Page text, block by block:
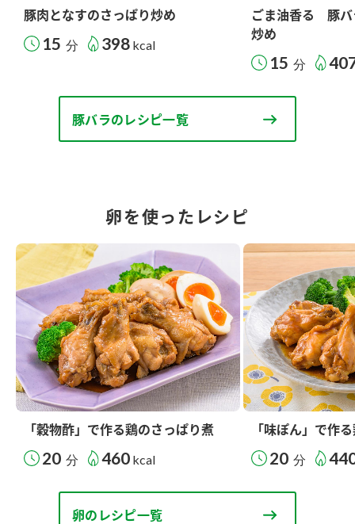
豚肉となすのさっぱり炒め
15 分 398 kcal
ごま油香る 豚バ
炒め
15 分
豚バラのレシピ一覧
卵を使ったレシピ
「穀物酢」で作る鶏のさっぱり煮
20 分 460 kcal
「味ぽん」で作
20 分
卵のレシピ一覧